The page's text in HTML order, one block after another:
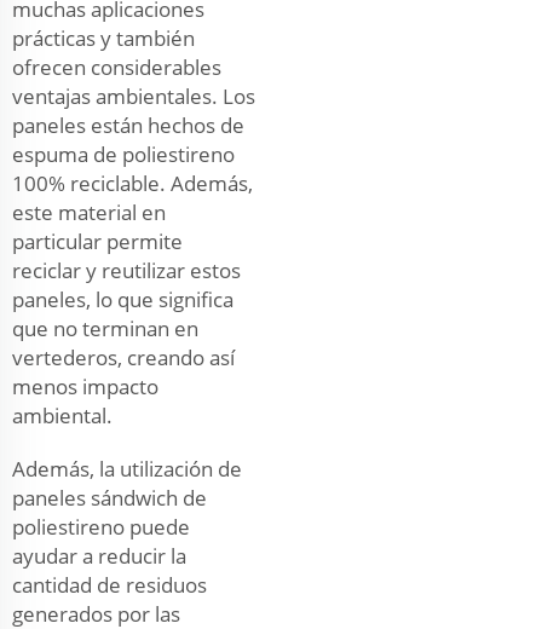
muchas aplicaciones
prácticas y también
ofrecen considerables
ventajas ambientales. Los
paneles están hechos de
espuma de poliestireno
100% reciclable. Además,
este material en
particular permite
reciclar y reutilizar estos
paneles, lo que significa
que no terminan en
vertederos, creando así
menos impacto
ambiental.
Además, la utilización de
paneles sándwich de
poliestireno puede
ayudar a reducir la
cantidad de residuos
generados por las